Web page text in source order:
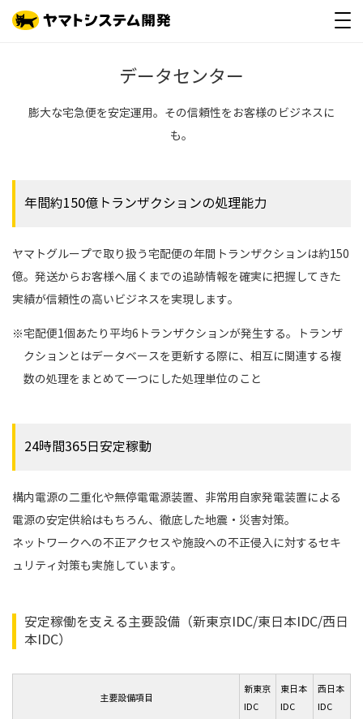
データセンター
膨大な宅急便を安定運用。その信頼性をお客様のビジネスに
も。
年間約150億トランザクションの処理能力
ヤマトグループで取り扱う宅配便の年間トランザクションは約150
億。発送からお客様へ届くまでの追跡情報を確実に把握してきた
実績が信頼性の高いビジネスを実現します。
※宅配便1個あたり平均6トランザクションが発生する。トランザ
クションとはデータベースを更新する際に、相互に関連する複
数の処理をまとめて一つにした処理単位のこと
24時間365日安定稼動
構内電源の二重化や無停電電源装置、非常用自家発電装置による
電源の安定供給はもちろん、徹底した地震・災害対策。
ネットワークへの不正アクセスや施設への不正侵入に対するセキ
ュリティ対策も実施しています。
安定稼働を支える主要設備（新東京IDC/東日本IDC/西日
本IDC）
主要設備項目
新東京
IDC
東日本
IDC
西日本
IDC